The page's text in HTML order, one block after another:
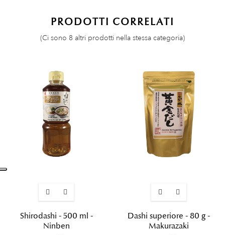
PRODOTTI CORRELATI
(Ci sono 8 altri prodotti nella stessa categoria)
Shirodashi - 500 ml -
Ninben
Dashi superiore - 80 g -
Makurazaki